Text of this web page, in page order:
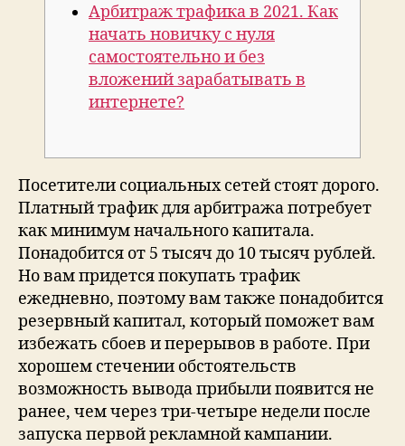
Арбитраж трафика в 2021. Как
начать новичку с нуля
самостоятельно и без
вложений зарабатывать в
интернете?
Посетители социальных сетей стоят дорого.
Платный трафик для арбитража потребует
как минимум начального капитала.
Понадобится от 5 тысяч до 10 тысяч рублей.
Но вам придется покупать трафик
ежедневно, поэтому вам также понадобится
резервный капитал, который поможет вам
избежать сбоев и перерывов в работе. При
хорошем стечении обстоятельств
возможность вывода прибыли появится не
ранее, чем через три-четыре недели после
запуска первой рекламной кампании.